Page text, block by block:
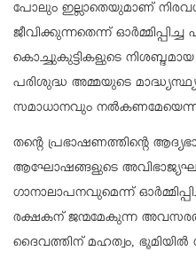
പോലും ഇല്ലാതെയുമാണ്
ജീവിക്കുന്നതെന്ന്
കൊച്ചുകുട്ടികളുടെ
പരിശുദ്ധ അമ്മയുടെ
സമാധാനവും
തന്റെ പ്രഭാഷണത്തിന്റെ
ആഘോഷങ്ങളുടെ
ഗാനാലാപനവുമെന്ന്
രക്ഷകന് ജന്മമേകുന്ന
ദൈവത്തിന് മഹത്വം,